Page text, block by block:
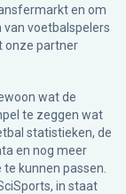
en om
voetbalspelers
onze partner
wat de
te zeggen wat
statistieken, de
en nog meer
kunnen passen.
in staat